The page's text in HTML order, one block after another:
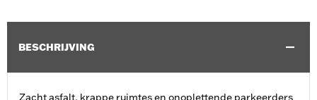
BESCHRIJVING
Zacht asfalt, krappe ruimtes en onoplettende parkeerders